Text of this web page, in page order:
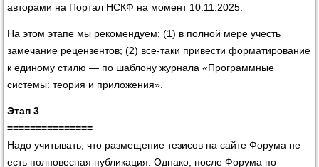
авторами на Портал НСКФ на момент 10.11.2025.
На этом этапе мы рекомендуем: (1) в полной мере учесть
замечание рецензентов; (2) все-таки привести форматирование
к единому стилю — по шаблону журнала «Программные
системы: теория и приложения».
Этап 3
===============
Надо учитывать, что размещение тезисов на сайте Форума не
есть полновесная публикация. Однако, после Форума по